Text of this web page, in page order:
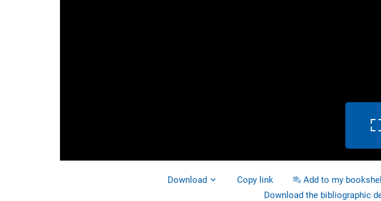
Download Copy link Add to my
Download the bibliographic